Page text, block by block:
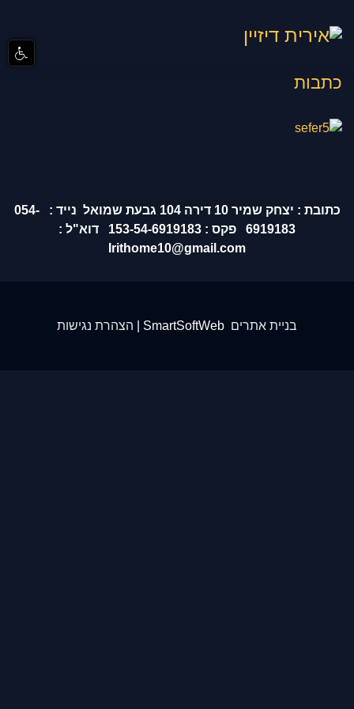
כתבות
כתובת : יצחק שמיר 10 דירה 104 גבעת שמואל נייד : 054-
6919183 פקס : 153-54-6919183 דוא"ל :
Irithome10@gmail.com
בניית אתרים הצהרת נגישות